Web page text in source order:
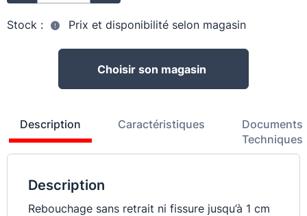
Stock : Prix et disponibilité selon magasin
Choisir son magasin
Description Caractéristiques
Documents
Techniques
Description
Rebouchage sans retrait ni fissure jusqu’à 1 cm